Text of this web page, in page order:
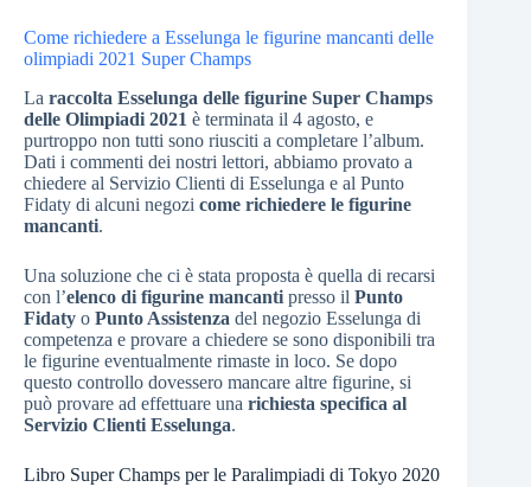
Come richiedere a Esselunga le figurine mancanti delle
olimpiadi 2021 Super Champs
La raccolta Esselunga delle figurine Super Champs
delle Olimpiadi 2021 è terminata il 4 agosto, e
purtroppo non tutti sono riusciti a completare l’album.
Dati i commenti dei nostri lettori, abbiamo provato a
chiedere al Servizio Clienti di Esselunga e al Punto
Fidaty di alcuni negozi come richiedere le figurine
mancanti.
Una soluzione che ci è stata proposta è quella di recarsi
con l’elenco di figurine mancanti presso il Punto
Fidaty o Punto Assistenza del negozio Esselunga di
competenza e provare a chiedere se sono disponibili tra
le figurine eventualmente rimaste in loco. Se dopo
questo controllo dovessero mancare altre figurine, si
può provare ad effettuare una richiesta specifica al
Servizio Clienti Esselunga.
Libro Super Champs per le Paralimpiadi di Tokyo 2020